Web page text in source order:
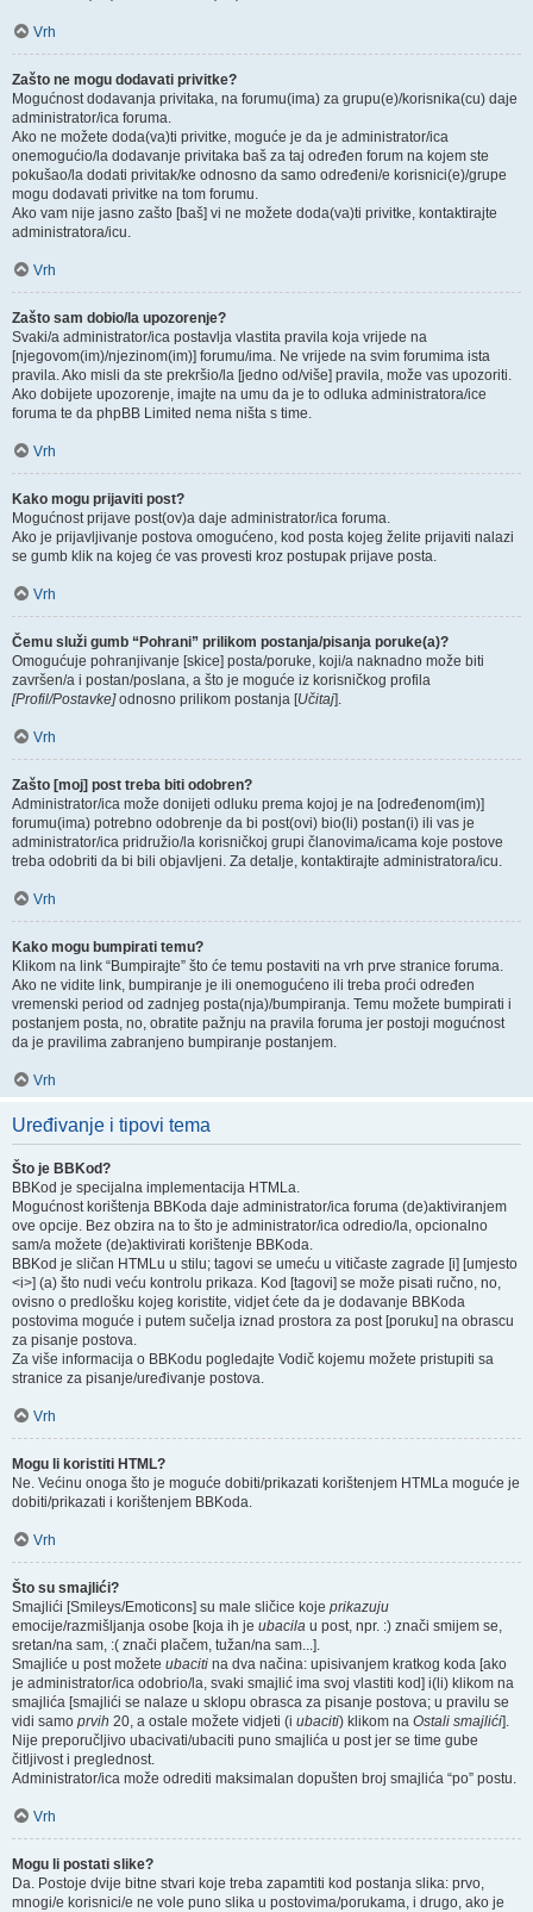
Vrh
Zašto ne mogu dodavati privitke?
Mogućnost dodavanja privitaka, na forumu(ima) za grupu(e)/korisnika(cu) daje
administrator/ica foruma.
Ako ne možete doda(va)ti privitke, moguće je da je administrator/ica
onemogućio/la dodavanje privitaka baš za taj određen forum na kojem ste
pokušao/la dodati privitak/ke odnosno da samo određeni/e korisnici(e)/grupe
mogu dodavati privitke na tom forumu.
Ako vam nije jasno zašto [baš] vi ne možete doda(va)ti privitke, kontaktirajte
administratora/icu.
Vrh
Zašto sam dobio/la upozorenje?
Svaki/a administrator/ica postavlja vlastita pravila koja vrijede na
[njegovom(im)/njezinom(im)] forumu/ima. Ne vrijede na svim forumima ista
pravila. Ako misli da ste prekršio/la [jedno od/više] pravila, može vas upozoriti.
Ako dobijete upozorenje, imajte na umu da je to odluka administratora/ice
foruma te da phpBB Limited nema ništa s time.
Vrh
Kako mogu prijaviti post?
Mogućnost prijave post(ov)a daje administrator/ica foruma.
Ako je prijavljivanje postova omogućeno, kod posta kojeg želite prijaviti nalazi
se gumb klik na kojeg će vas provesti kroz postupak prijave posta.
Vrh
Čemu služi gumb “Pohrani” prilikom postanja/pisanja poruke(a)?
Omogućuje pohranjivanje [skice] posta/poruke, koji/a naknadno može biti
završen/a i postan/poslana, a što je moguće iz korisničkog profila
[Profil/Postavke]odnosno prilikom postanja [Učitaj].
Vrh
Zašto [moj] post treba biti odobren?
Administrator/ica može donijeti odluku prema kojoj je na [određenom(im)]
forumu(ima) potrebno odobrenje da bi post(ovi) bio(li) postan(i) ili vas je
administrator/ica pridružio/la korisničkoj grupi članovima/icama koje postove
treba odobriti da bi bili objavljeni. Za detalje, kontaktirajte administratora/icu.
Vrh
Kako mogu bumpirati temu?
Klikom na link “Bumpirajte” što će temu postaviti na vrh prve stranice foruma.
Ako ne vidite link, bumpiranje je ili onemogućeno ili treba proći određen
vremenski period od zadnjeg posta(nja)/bumpiranja. Temu možete bumpirati i
postanjem posta, no, obratite pažnju na pravila foruma jer postoji mogućnost
da je pravilima zabranjeno bumpiranje postanjem.
Vrh
Uređivanje i tipovi tema
Što je BBKod?
BBKod je specijalna implementacija HTMLa.
Mogućnost korištenja BBKoda daje administrator/ica foruma (de)aktiviranjem
ove opcije. Bez obzira na to što je administrator/ica odredio/la, opcionalno
sam/a možete (de)aktivirati korištenje BBKoda.
BBKod je sličan HTMLu u stilu; tagovi se umeću u vitičaste zagrade [i] [umjesto
<i>] (a) što nudi veću kontrolu prikaza. Kod [tagovi] se može pisati ručno, no,
ovisno o predlošku kojeg koristite, vidjet ćete da je dodavanje BBKoda
postovima moguće i putem sučelja iznad prostora za post [poruku] na obrascu
za pisanje postova.
Za više informacija o BBKodu pogledajte Vodič kojemu možete pristupiti sa
stranice za pisanje/uređivanje postova.
Vrh
Mogu li koristiti HTML?
Ne. Većinu onoga što je moguće dobiti/prikazati korištenjem HTMLa moguće je
dobiti/prikazati i korištenjem BBKoda.
Vrh
Što su smajlići?
Smajlići [Smileys/Emoticons] su male sličice koje prikazuju
emocije/razmišljanja osobe [koja ih je ubacila u post, npr. :) znači smijem se,
sretan/na sam, :( znači plačem, tužan/na sam...].
Smajliće u post možete ubaciti na dva načina: upisivanjem kratkog koda [ako
je administrator/ica odobrio/la, svaki smajlić ima svoj vlastiti kod] i(li) klikom na
smajlića [smajlići se nalaze u sklopu obrasca za pisanje postova; u pravilu se
vidi samo prvih 20, a ostale možete vidjeti (i ubaciti) klikom na Ostali smajlići].
Nije preporučljivo ubacivati/ubaciti puno smajlića u post jer se time gube
čitljivost i preglednost.
Administrator/ica može odrediti maksimalan dopušten broj smajlića “po” postu.
Vrh
Mogu li postati slike?
Da. Postoje dvije bitne stvari koje treba zapamtiti kod postanja slika: prvo,
mnogi/e korisnici/e ne vole puno slika u postovima/porukama, i drugo, ako je